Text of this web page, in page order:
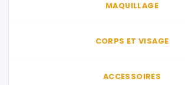
MAQUILLAGE
CORPS ET VISAGE
ACCESSOIRES